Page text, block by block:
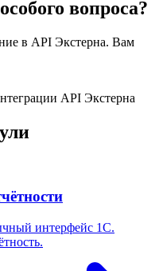
вопроса?
в API Экстерна. Вам
интерфейс 1С.